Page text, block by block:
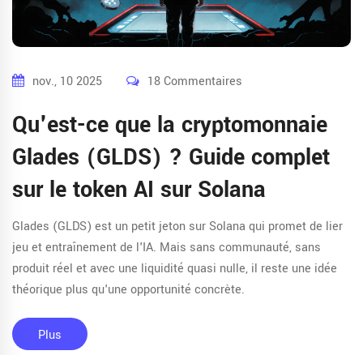
nov., 10 2025 18 Commentaires
Qu'est-ce que la cryptomonnaie
Glades (GLDS) ? Guide complet
sur le token AI sur Solana
Glades (GLDS) est un petit jeton sur Solana qui promet de lier
jeu et entraînement de l'IA. Mais sans communauté, sans
produit réel et avec une liquidité quasi nulle, il reste une idée
théorique plus qu'une opportunité concrète.
Plus